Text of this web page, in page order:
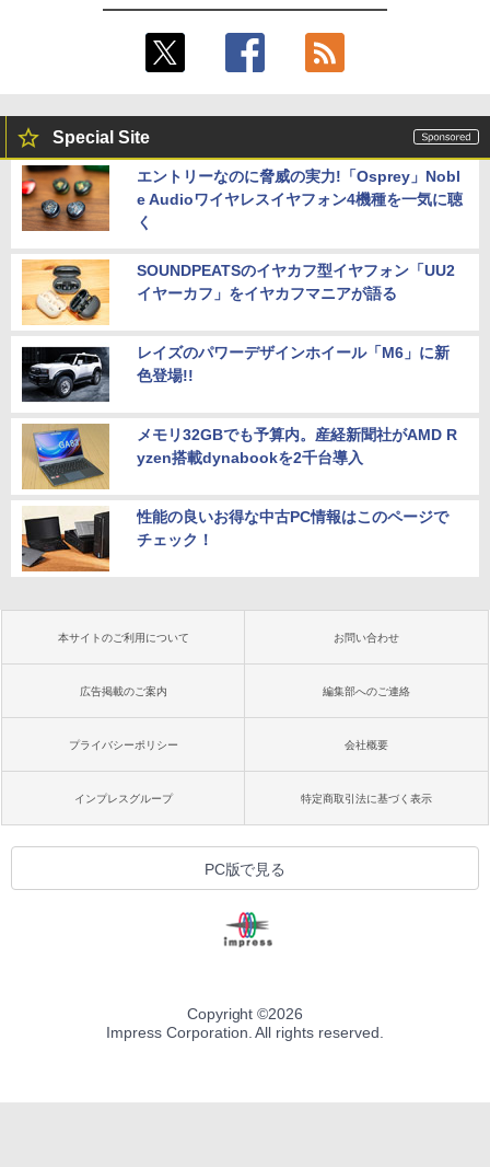
Special Site
エントリーなのに脅威の実力!「Osprey」Nobl
e Audioワイヤレスイヤフォン4機種を一気に聴
く
SOUNDPEATSのイヤカフ型イヤフォン「UU2
イヤーカフ」をイヤカフマニアが語る
レイズのパワーデザインホイール「M6」に新
色登場!!
メモリ32GBでも予算内。産経新聞社がAMD R
yzen搭載dynabookを2千台導入
性能の良いお得な中古PC情報はこのページで
チェック！
本サイトのご利用について お問い合わせ
広告掲載のご案内 編集部へのご連絡
プライバシーポリシー 会社概要
インプレスグループ 特定商取引法に基づく表示
PC版で見る
Copyright ©2026
Impress Corporation. All rights reserved.